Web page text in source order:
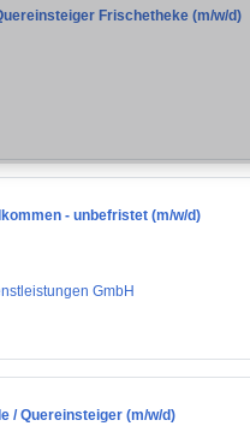
Frischetheke (m/w/d)
- unbefristet (m/w/d)
GmbH
/ Quereinsteiger (m/w/d)